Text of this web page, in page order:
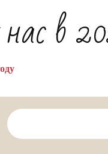
в